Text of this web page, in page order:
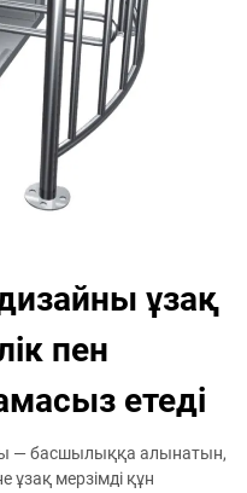
ұзақ
пен
етеді
— басшылыққа алынатын,
ұзақ мерзімді құн